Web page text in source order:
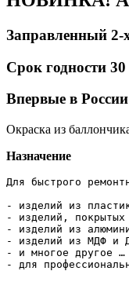
Заправленный 2-
Срок годности 30
Впервые в
Окраска из
Назначение
Для быстрого
- изделий из
- изделий, покрытых
- изделий из
- изделий из МДФ и
- и многое другое …
- для